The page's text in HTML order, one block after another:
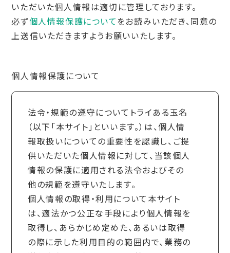
いただいた個人情報は適切に管理しております。
必ず個人情報保護について をお読みいただき、同意の
上送信いただきますようお願いいたします。
個人情報保護について
法令・規範の遵守についてトライある玉名
（以下「本サイト」といいます。）は、個人情
報取扱いについての重要性を認識し、ご提
供いただいた個人情報に対して、当該個人
情報の保護に適用される法令およびその
他の規範を遵守いたします。
個人情報の取得・利用について本サイト
は、適法かつ公正な手段により個人情報を
取得し、あらかじめ定めた、あるいは取得
の際に示した利用目的の範囲内で、業務の